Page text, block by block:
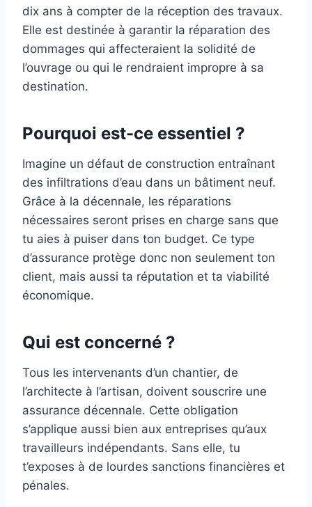
dix ans à compter de la réception des travaux.
Elle est destinée à garantir la réparation des
dommages qui affecteraient la solidité de
l’ouvrage ou qui le rendraient impropre à sa
destination.
Pourquoi est-ce essentiel ?
Imagine un défaut de construction entraînant
des infiltrations d’eau dans un bâtiment neuf.
Grâce à la décennale, les réparations
nécessaires seront prises en charge sans que
tu aies à puiser dans ton budget. Ce type
d’assurance protège donc non seulement ton
client, mais aussi ta réputation et ta viabilité
économique.
Qui est concerné ?
Tous les intervenants d’un chantier, de
l’architecte à l’artisan, doivent souscrire une
assurance décennale. Cette obligation
s’applique aussi bien aux entreprises qu’aux
travailleurs indépendants. Sans elle, tu
t’exposes à de lourdes sanctions financières et
pénales.